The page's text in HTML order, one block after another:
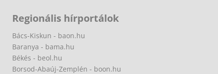
Regionális hírportálok
Bács-Kiskun - baon.hu
Baranya - bama.hu
Békés - beol.hu
Borsod-Abaúj-Zemplén - boon.hu